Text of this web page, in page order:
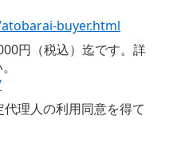
buyer.html
円（税込）迄です。詳
理人の利用同意を得て